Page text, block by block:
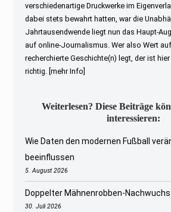
verschiedenartige Druckwerke im
dabei stets bewahrt hatten, war die
Jahrtausendwende liegt nun das Haupt-
auf online-Journalismus. Wer also Wert
recherchierte Geschichte(n) legt, der ist
richtig.
[mehr Info]
Weiterlesen? Diese Beiträge
interessieren:
Wie Daten den modernen Fußball
beeinflussen
5. August 2026
Doppelter Mähnenrobben-
30. Juli 2026